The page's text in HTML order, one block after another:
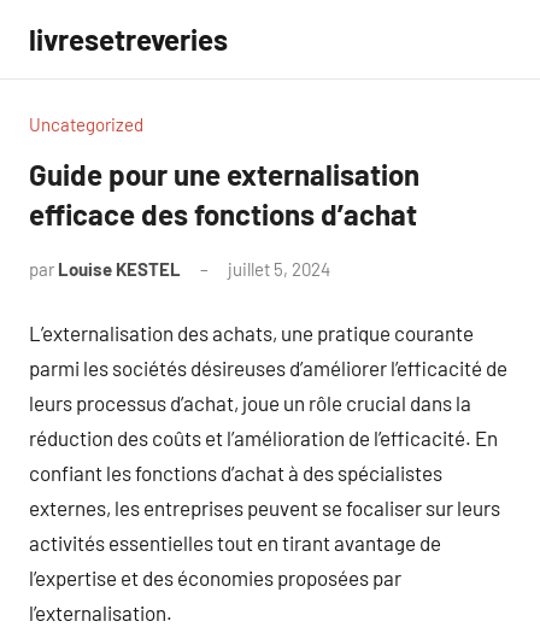
contenu
livresetreveries
Uncategorized
Guide pour une externalisation
efficace des fonctions d’achat
par Louise KESTEL juillet 5, 2024
L’externalisation des achats, une pratique courante
parmi les sociétés désireuses d’améliorer l’efficacité de
leurs processus d’achat, joue un rôle crucial dans la
réduction des coûts et l’amélioration de l’efficacité. En
confiant les fonctions d’achat à des spécialistes
externes, les entreprises peuvent se focaliser sur leurs
activités essentielles tout en tirant avantage de
l’expertise et des économies proposées par
l’externalisation.